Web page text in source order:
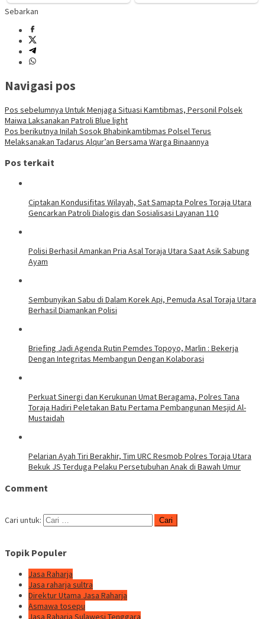
Sebarkan
Navigasi pos
Pos sebelumnya Untuk Menjaga Situasi Kamtibmas, Personil Polsek
Maiwa Laksanakan Patroli Blue light
Pos berikutnya Inilah Sosok Bhabinkamtibmas Polsel Terus
Melaksanakan Tadarus Alqur’an Bersama Warga Binaannya
Pos terkait
Ciptakan Kondusifitas Wilayah, Sat Samapta Polres Toraja Utara
Gencarkan Patroli Dialogis dan Sosialisasi Layanan 110
Polisi Berhasil Amankan Pria Asal Toraja Utara Saat Asik Sabung
Ayam
Sembunyikan Sabu di Dalam Korek Api, Pemuda Asal Toraja Utara
Berhasil Diamankan Polisi
Briefing Jadi Agenda Rutin Pemdes Topoyo, Marlin : Bekerja
Dengan Integritas Membangun Dengan Kolaborasi
Perkuat Sinergi dan Kerukunan Umat Beragama, Polres Tana
Toraja Hadiri Peletakan Batu Pertama Pembangunan Mesjid Al-
Mustaidah
Pelarian Ayah Tiri Berakhir, Tim URC Resmob Polres Toraja Utara
Bekuk JS Terduga Pelaku Persetubuhan Anak di Bawah Umur
Comment
Cari untuk:
Topik Populer
Jasa Raharja
Jasa raharja sultra
Direktur Utama Jasa Raharja
Asmawa tosepu
Jasa Raharja Sulawesi Tenggara